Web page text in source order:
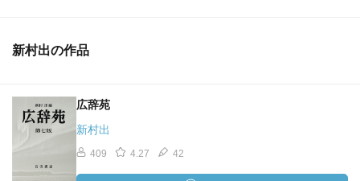
新村出の作品
広辞苑
新村出
409 4.27 42